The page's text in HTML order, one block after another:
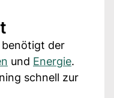
benötigt der
und Energie.
schnell zur